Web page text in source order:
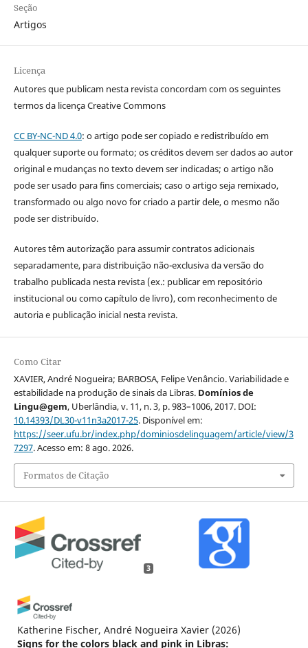
Seção
Artigos
Licença
Autores que publicam nesta revista concordam com os seguintes
termos da licença Creative Commons
CC BY-NC-ND 4.0: o artigo pode ser copiado e redistribuído em
qualquer suporte ou formato; os créditos devem ser dados ao autor
original e mudanças no texto devem ser indicadas; o artigo não
pode ser usado para fins comerciais; caso o artigo seja remixado,
transformado ou algo novo for criado a partir dele, o mesmo não
pode ser distribuído.
Autores têm autorização para assumir contratos adicionais
separadamente, para distribuição não-exclusiva da versão do
trabalho publicada nesta revista (ex.: publicar em repositório
institucional ou como capítulo de livro), com reconhecimento de
autoria e publicação inicial nesta revista.
Como Citar
XAVIER, André Nogueira; BARBOSA, Felipe Venâncio. Variabilidade e
estabilidade na produção de sinais da Libras. Domínios de
Lingu@gem, Uberlândia, v. 11, n. 3, p. 983–1006, 2017. DOI:
10.14393/DL30-v11n3a2017-25. Disponível em:
https://seer.ufu.br/index.php/dominiosdelinguagem/article/view/3
7297. Acesso em: 8 ago. 2026.
Formatos de Citação
3
Katherine Fischer, André Nogueira Xavier (2026)
Signs for the colors black and pink in Libras: